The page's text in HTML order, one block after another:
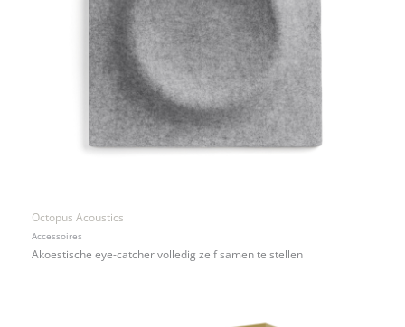
Octopus Acoustics
Accessoires
Akoestische eye-catcher volledig zelf samen te stellen